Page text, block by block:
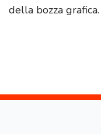
della bozza grafica.